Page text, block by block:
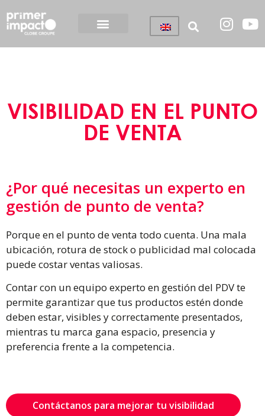
VISIBILIDAD EN EL PUNTO
DE VENTA
¿Por qué necesitas un experto en
gestión de punto de venta?
Porque en el punto de venta todo cuenta. Una mala
ubicación, rotura de stock o publicidad mal colocada
puede costar ventas valiosas.
Contar con un equipo experto en gestión del PDV te
permite garantizar que tus productos estén donde
deben estar, visibles y correctamente presentados,
mientras tu marca gana espacio, presencia y
preferencia frente a la competencia.
Contáctanos para mejorar tu visibilidad